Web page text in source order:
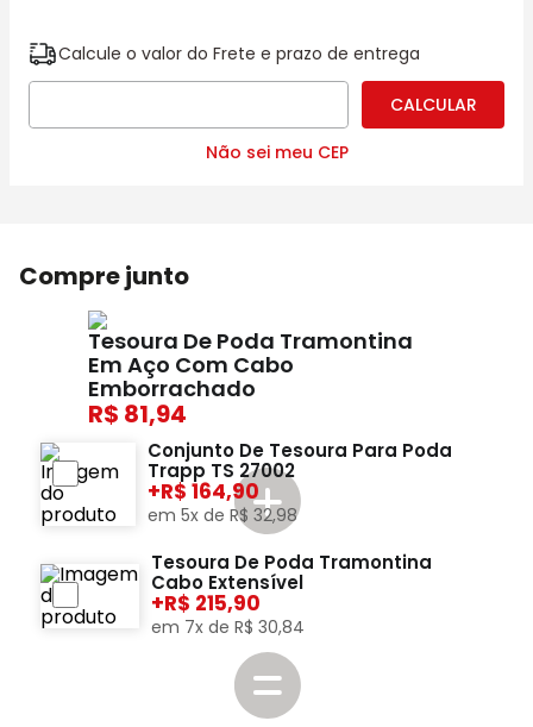
Calcule o valor do Frete e prazo de entrega
Não sei meu CEP
Compre junto
Tesoura De Poda Tramontina
Em Aço Com Cabo
Emborrachado
81,94
Conjunto De Tesoura Para Poda
Trapp TS 27002
+ 164,90
em5x deR$ 32,98
Tesoura De Poda Tramontina
Cabo Extensível
+ 215,90
em 7x de R$ 30,84